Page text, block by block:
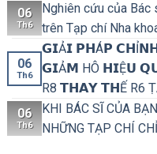
06
Th6
Nghiên cứu của
trên Tạp chí Nha
06
Th6
𝗚𝗜Ả𝗜 𝗣𝗛Á𝗣
𝗚𝗜Ả𝗠 HÔ 𝗛𝗜Ệ𝗨
R8 𝗧𝗛𝗔𝗬 𝗧𝗛Ế R6
06
Th6
KHI BÁC SĨ CỦA
NHỮNG TẠP CHÍ